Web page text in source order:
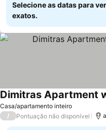
Selecione as datas para
exatos.
Casa/apartamento inteiro
Dimitras Apartment
/ Pontuação não disponível